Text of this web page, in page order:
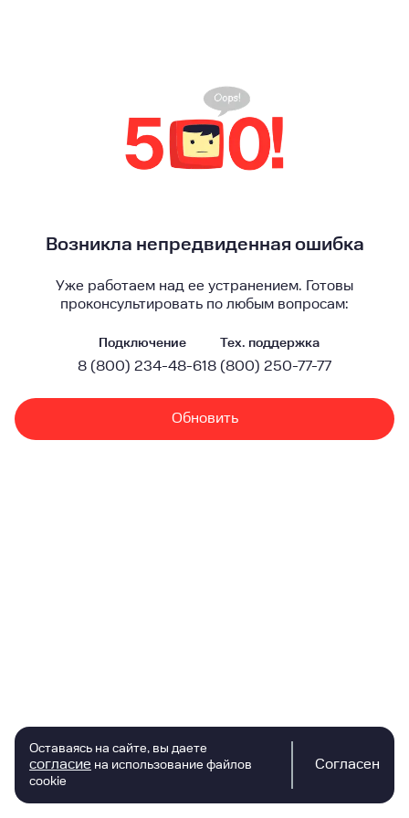
Возникла непредвиденная ошибка
Уже работаем над ее устранением. Готовы
проконсультировать по любым вопросам:
Подключение
8 (800) 234-48-61
Тех. поддержка
8 (800) 250-77-77
Обновить
Оставаясь на сайте, вы даете
согласие на использование файлов
cookie
Согласен